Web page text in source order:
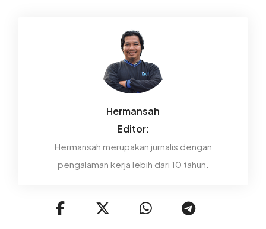
Hermansah
Editor:
Hermansah merupakan jurnalis dengan
pengalaman kerja lebih dari 10 tahun.